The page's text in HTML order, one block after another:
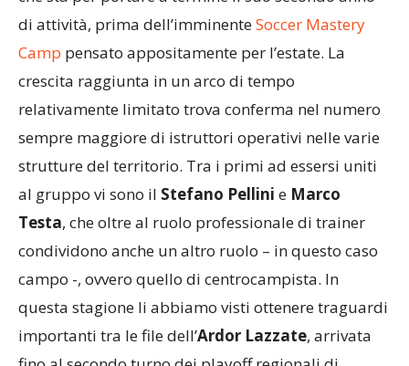
di attività, prima dell’imminenteSoccer Mastery
Camp pensato appositamente per l’estate. La
crescita raggiunta in un arco di tempo
relativamente limitato trova conferma nel numero
sempre maggiore di istruttori operativi nelle varie
strutture del territorio. Tra i primi ad essersi uniti
al gruppo vi sono il Stefano Pellini e Marco
Testa, che oltre al ruolo professionale di trainer
condividono anche un altro ruolo – in questo caso
campo -, ovvero quello di centrocampista. In
questa stagione li abbiamo visti ottenere traguardi
importanti tra le file dell’Ardor Lazzate, arrivata